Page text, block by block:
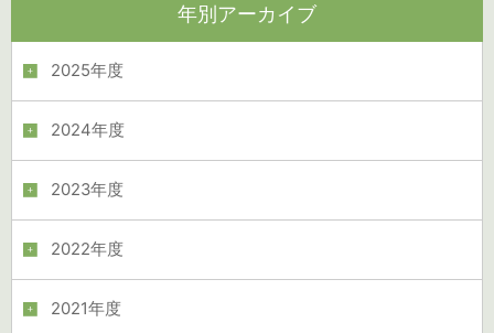
年別アーカイブ
2025年度
2024年度
2023年度
2022年度
2021年度